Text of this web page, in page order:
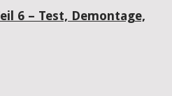
6 – Test, Demontage,